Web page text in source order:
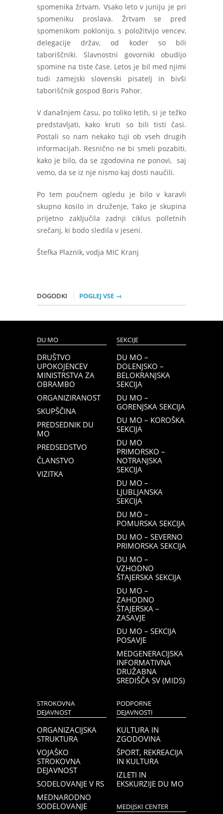
spomenika žrtvam. Vsako leto v juniju je pri
spomeniku proslava. Žrtvam se pred
spomenikom poklonijo, s položitvijo vencev,
delegacije držav, od koder so bili
taboriščniki. Slavnostni govorniki obudijo
spomine na tiste čase. Letos je bil med njimi
tudi zamejski slovenski pisatelj in bivši
taboriščnik gospod Boris Pahor.
V današnjem času, po toliko letih, si je težko
predstavljati, kako kruti so bili tisti časi.
Postali so nam nekako tuji ob vseh drugih
informacijah. Resnično ne bi smeli pozabiti,
kako je bilo, da se zgodovina ne ponovi, saj
vemo, da se iz nje nismo kaj dosti naučili.
Po tem poučnem ogledu je bilo v karavli
skupno kosilo in druženje, Tako je skupina
prijetno zaključila zadnji ciklus polletnih
srečanj, ki bodo sledila v jeseni.
Štefka Plaznik, vodja MIC Kranj
DOGODKI POGLEJ VSE →
DU MO
DRUŠTVO
UPOKOJENCEV
MINISTRSTVA ZA
OBRAMBO
ORGANIZIRANOST
SKUPŠČINA
PREDSEDNIK DU
MO
PREDSEDSTVO
ČLANSTVO
VIZITKA
SEKCIJE
DU MO –
DOLENJSKO –
BELOKRANJSKA
SEKCIJA
DU MO –
GORENJSKA SEKCIJA
DU MO – KOROŠKA
SEKCIJA
DU MO
PRIMORSKO –
NOTRANJSKA
SEKCIJA
DU MO –
LJUBLJANSKA
SEKCIJA
DU MO –
POMURSKA SEKCIJA
DU MO – SEVERNO
PRIMORSKA SEKCIJA
DU MO –
VZHODNO
ŠTAJERSKA SEKCIJA
DU MO –
ZAHODNO
ŠTAJERSKA –
ZASAVJE
DU MO – SEKCIJA
POSAVJE
MEDGENERACIJSKA
INFORMATIVNA
DRUŽABNA
SREDIŠČA SV (MIDS)
STROKOVNA
DEJAVNOST
ORGANIZACIJSKA
STRUKTURA
VOJAŠKO
STROKOVNA
DEJAVNOST
SODELOVANJE V RS
MEDNARODNO
SODELOVANJE
PODPORNE
DEJAVNOSTI
KULTURA IN
ZGODOVINA
ŠPORT, REKREACIJA
IN KULTURA
IZLETI IN
EKSKURZIJE DU MO
MEDIJSKI CENTER